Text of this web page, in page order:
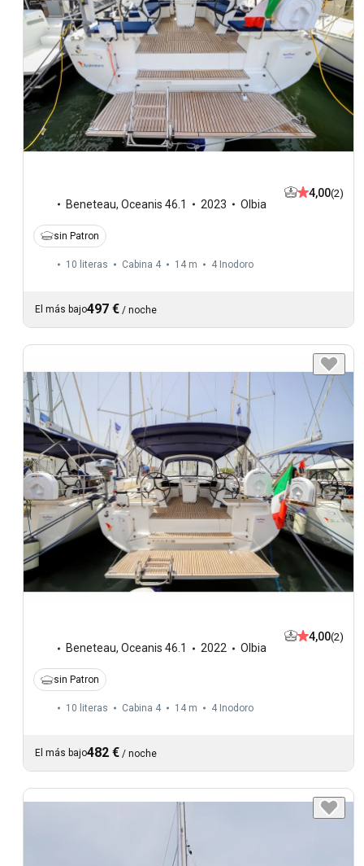
Beneteau, Oceanis 46.1 2023 Olbia
4,00(2)
sin Patron
10 literas Cabina 4 14 m 4 Inodoro
El más bajo497 € / noche
Beneteau, Oceanis 46.1 2022 Olbia
4,00(2)
sin Patron
10 literas Cabina 4 14 m 4 Inodoro
El más bajo482 € / noche